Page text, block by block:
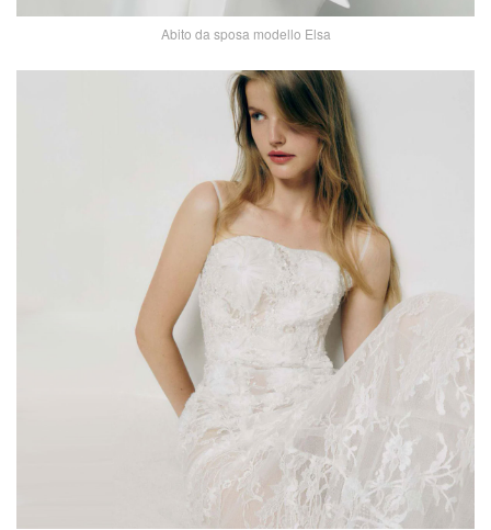
Abito da sposa modello Elsa